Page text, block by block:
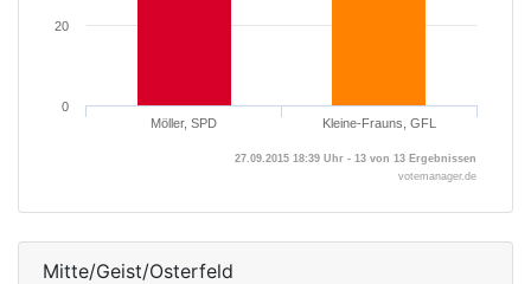
Möller, SPD Kleine-Frauns, GFL
0
20
27.09.2015 18:39 Uhr - 13 von 13 Ergebnissen
votemanager.de
Mitte/Geist/Osterfeld